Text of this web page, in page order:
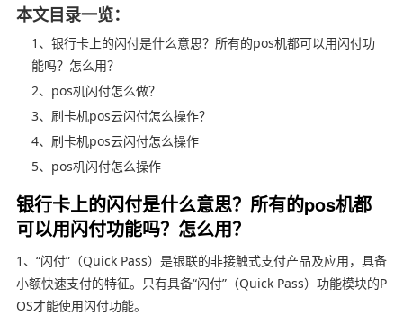
本文目录一览：
1、银行卡上的闪付是什么意思？所有的pos机都可以用闪付功
能吗？怎么用？
2、pos机闪付怎么做？
3、刷卡机pos云闪付怎么操作？
4、刷卡机pos云闪付怎么操作
5、pos机闪付怎么操作
银行卡上的闪付是什么意思？所有的pos机都
可以用闪付功能吗？怎么用？
1、“闪付”（Quick Pass）是银联的非接触式支付产品及应用，具备
小额快速支付的特征。只有具备“闪付”（Quick Pass）功能模块的P
OS才能使用闪付功能。